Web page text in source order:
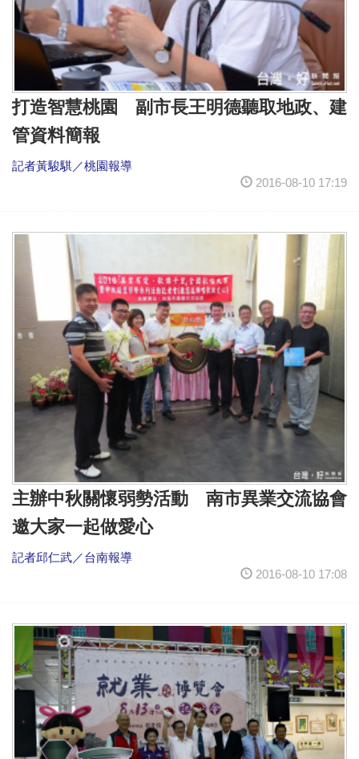
打造智慧桃園 副市長王明德聽取地政、建
管資料簡報
記者黃駿騏／桃園報導
2016-08-10 17:19
主辦中秋關懷弱勢活動 南市異業交流協會
邀大家一起做愛心
記者邱仁武／台南報導
2016-08-10 17:08